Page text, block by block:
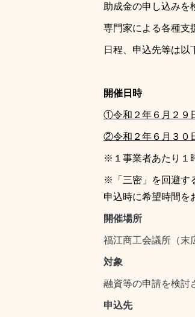
助成金の申し込みを
専門家による各種支
日程、申込先等は以
開催日時
①令和２年６月２９
②令和２年６月３０
※１事業者あたり１
※「三密」を回避す
申込時に希望時間を
開催場所
福江商工会議所（末
対象
融資等の申請を検討
申込先